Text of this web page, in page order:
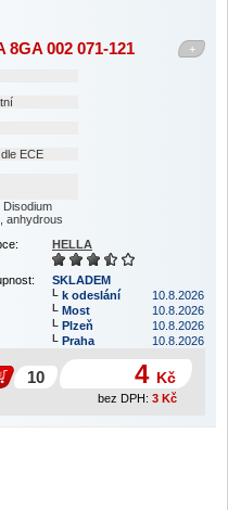
+
002 071-121
ECE
Disodium
anhydrous
HELLA
SKLADEM
k odeslání
10.8.2026
Most
10.8.2026
Plzeň
10.8.2026
Praha
10.8.2026
4 Kč
bez DPH: 3 Kč